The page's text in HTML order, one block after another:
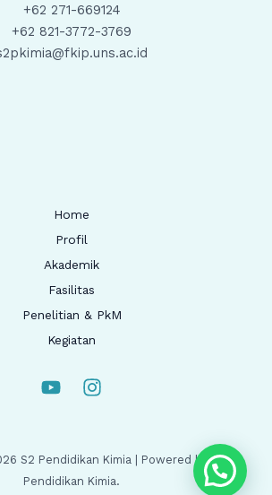
+62 271-669124
+62 821-3772-3769
Home
Profil
Akademik
Fasilitas
Penelitian & PkM
Kegiatan
S2 Pendidikan Kimia | Powered by S2
Pendidikan Kimia.